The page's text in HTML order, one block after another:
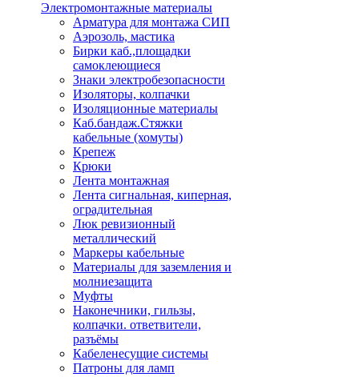
Электромонтажные материалы
Арматура для монтажа СИП
Аэрозоль, мастика
Бирки каб.,площадки
самоклеющиеся
Знаки электробезопасности
Изоляторы, колпачки
Изоляционные материалы
Каб.бандаж.Стяжки
кабельные (хомуты)
Крепеж
Крюки
Лента монтажная
Лента сигнальная, киперная,
оградительная
Люк ревизионный
металлический
Маркеры кабельные
Материалы для заземления и
молниезащита
Муфты
Наконечники, гильзы,
колпачки. ответвители,
разъёмы
Кабеленесущие системы
Патроны для ламп